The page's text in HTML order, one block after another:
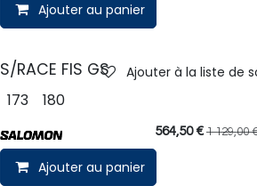
Ajouter au panier
S/RACE FIS GS
173 180
564,50€ 1 129,00
Ajouter au panier
Ajouter à la liste de